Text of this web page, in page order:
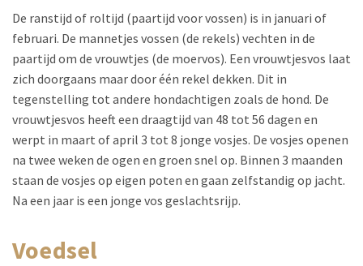
De ranstijd of roltijd (paartijd voor vossen) is in januari of
februari. De mannetjes vossen (de rekels) vechten in de
paartijd om de vrouwtjes (de moervos). Een vrouwtjesvos laat
zich doorgaans maar door één rekel dekken. Dit in
tegenstelling tot andere hondachtigen zoals de hond. De
vrouwtjesvos heeft een draagtijd van 48 tot 56 dagen en
werpt in maart of april 3 tot 8 jonge vosjes. De vosjes openen
na twee weken de ogen en groen snel op. Binnen 3 maanden
staan de vosjes op eigen poten en gaan zelfstandig op jacht.
Na een jaar is een jonge vos geslachtsrijp.
voedsel